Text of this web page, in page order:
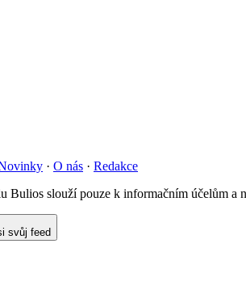
· O nás · Redakce
Bulios slouží pouze k informačním účelům a
svůj feed